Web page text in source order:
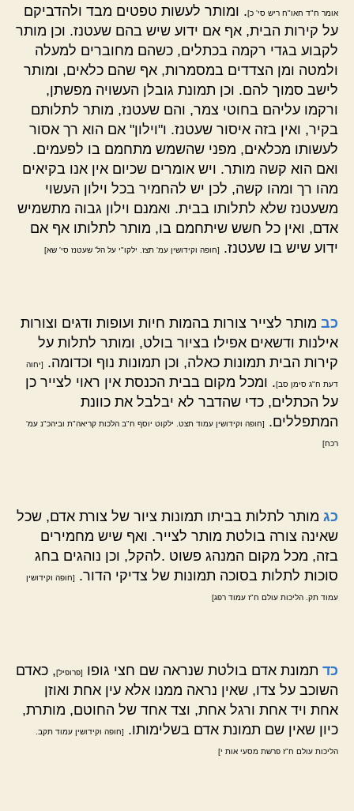
אומר ח"ד חאו"ח ריש סי' כ]. ומותר לעשות טפטים מבד ולהדביקם
על קירות הבית, אף אם ידוע שיש בהם שעטנז. וכן מותר
לקבוע בגדי רקמה בכתלים, כשהם מחוברים למעלה
ולמטה ומן הצדדים במסמרות, אף שהם כלאים, ומותר
לישב סמוך להם. וכן תמונת גובלן העשויה מפשתן,
ורקמו עליהם בחוטי צמר, והם שעטנז, מותר לתלותם
בקיר, ואין בזה איסור שעטנז. ו"וילון" אם הוא רך אסור
לעשותו מכלאים, מפני שהשמש מתחמם בו לפעמים.
ואם הוא קשה מותר. ויש אומרים שכיום אין אנו בקיאים
מהו רך ומהו קשה, לכן יש להחמיר בכל וילון העשוי
משעטנז שלא לתלותו בבית. ואמנם וילון גבוה מתשמיש
אדם, ואין כל חשש שיתחמם בו, מותר לתלותו אף אם
ידוע שיש בו שעטנז.
[חופה וקידושין עמ' תצז. ילקו"י על הל' שעטנז סי' שא]
כב מותר לצייר צורות בהמות חיות ועופות ודגים וצורות
אילנות ודשאים אפילו בציור בולט, ומותר לתלות על
קירות הבית תמונות כאלה, וכן תמונות נוף וכדומה.
[יחוה
דעת ח"ג סימן סב]. ומכל מקום בבית הכנסת אין ראוי לצייר כן
על הכתלים, כדי שהדבר לא יבלבל את כוונת
המתפללים.
[חופה וקידושין עמוד תצט. ילקוט יוסף ח"ב הלכות קריאה"ת וביהכ"נ עמ'
רכח]
כג מותר לתלות בביתו תמונות ציור של צורת אדם, שכל
שאינה צורה בולטת מותר לצייר. ואף שיש מחמירים
בזה, מכל מקום המנהג פשוט .להקל, וכן נוהגים בחג
סוכות לתלות בסוכה תמונות של צדיקי הדור.
[חופה וקידושין
עמוד תק. הליכות עולם ח"ז עמוד רפג]
כד תמונת אדם בולטת שנראה שם חצי גופו [פרופיל], כאדם
השוכב על צדו, שאין נראה ממנו אלא עין אחת ואוזן
אחת ויד אחת ורגל אחת, וצד אחד של החוטם, מותרת,
כיון שאין שם תמונת אדם בשלימותו.
[חופה וקידושין עמוד תקב.
הליכות עולם ח"ז פרשת מסעי אות י]